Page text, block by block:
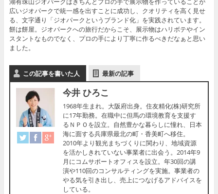
広いジオパークで統一感を出すことに成功し、クオリティを高く見せ
る、文字通り「ジオパークというブランド化」を実践されています。
餅は餅屋。ジオパークへの旅行だからこそ、展示物はハリボテやイン
スタントなものでなく、プロの手により丁寧に作るべきだなぁと思い
ました。
この記事を書いた人 最新の記事
今井 ひろこ
1968年生まれ。大阪府出身。住友精化(株)研究所
に17年勤務。在職中に但馬の環境教育を支援す
るＮＰＯを設立。自然豊かな暮らしに憧れ、日本
海に面する兵庫県最北の町・香美町へ移住。
2010年より観光まちづくりに関わり、地域資源
を活かしきれていない事業者に出会う。2014年9
月にコムサポートオフィスを設立。年30回の講
演や110回のコンサルティングを実施。事業者の
やる気を引き出し、売上につなげるアドバイスを
している。